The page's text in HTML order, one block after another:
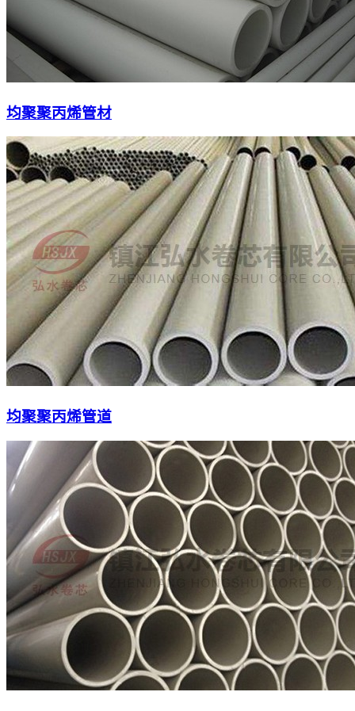
均聚聚丙烯管材
均聚聚丙烯管道